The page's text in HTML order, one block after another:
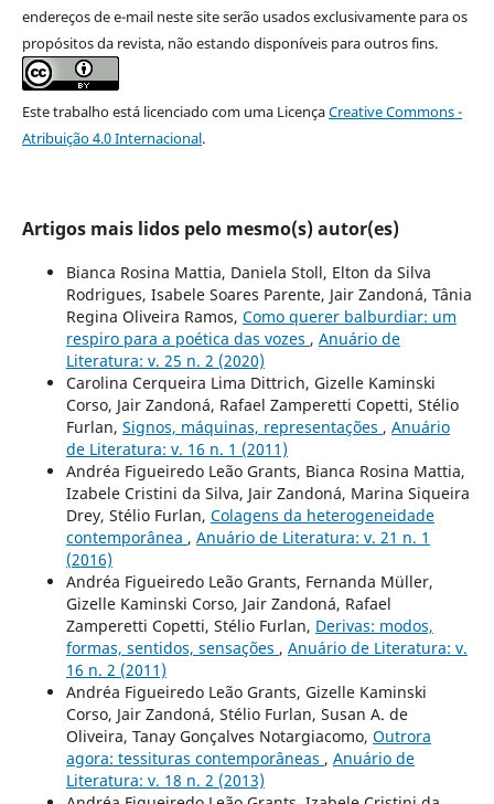
endereços de e-mail neste site serão usados exclusivamente para os
propósitos da revista, não estando disponíveis para outros fins.
Este trabalho está licenciado com uma LicençaCreative Commons -
Atribuição 4.0 Internacional.
Artigos mais lidos pelo mesmo(s) autor(es)
Bianca Rosina Mattia, Daniela Stoll, Elton da Silva
Rodrigues, Isabele Soares Parente, Jair Zandoná, Tânia
Regina Oliveira Ramos, Como querer balburdiar: um
respiro para a poética das vozes , Anuário de
Literatura: v. 25 n. 2 (2020)
Carolina Cerqueira Lima Dittrich, Gizelle Kaminski
Corso, Jair Zandoná, Rafael Zamperetti Copetti, Stélio
Furlan, Signos, máquinas, representações , Anuário
de Literatura: v. 16 n. 1 (2011)
Andréa Figueiredo Leão Grants, Bianca Rosina Mattia,
Izabele Cristini da Silva, Jair Zandoná, Marina Siqueira
Drey, Stélio Furlan, Colagens da heterogeneidade
contemporânea , Anuário de Literatura: v. 21 n. 1
(2016)
Andréa Figueiredo Leão Grants, Fernanda Müller,
Gizelle Kaminski Corso, Jair Zandoná, Rafael
Zamperetti Copetti, Stélio Furlan, Derivas: modos,
formas, sentidos, sensações , Anuário de Literatura: v.
16 n. 2 (2011)
Andréa Figueiredo Leão Grants, Gizelle Kaminski
Corso, Jair Zandoná, Stélio Furlan, Susan A. de
Oliveira, Tanay Gonçalves Notargiacomo, Outrora
agora: tessituras contemporâneas , Anuário de
Literatura: v. 18 n. 2 (2013)